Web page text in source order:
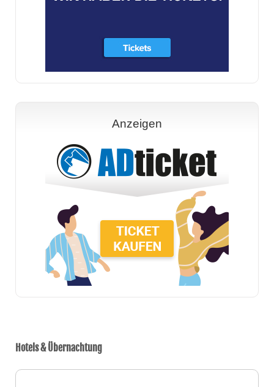
Anzeigen
Hotels & Übernachtung